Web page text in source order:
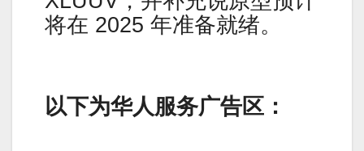
将在 2025 年准备就绪。
以下为华人服务广告区：